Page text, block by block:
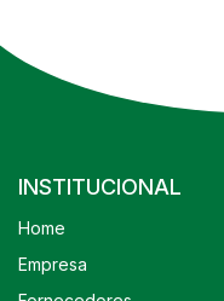
INSTITUCIONAL
Home
Empresa